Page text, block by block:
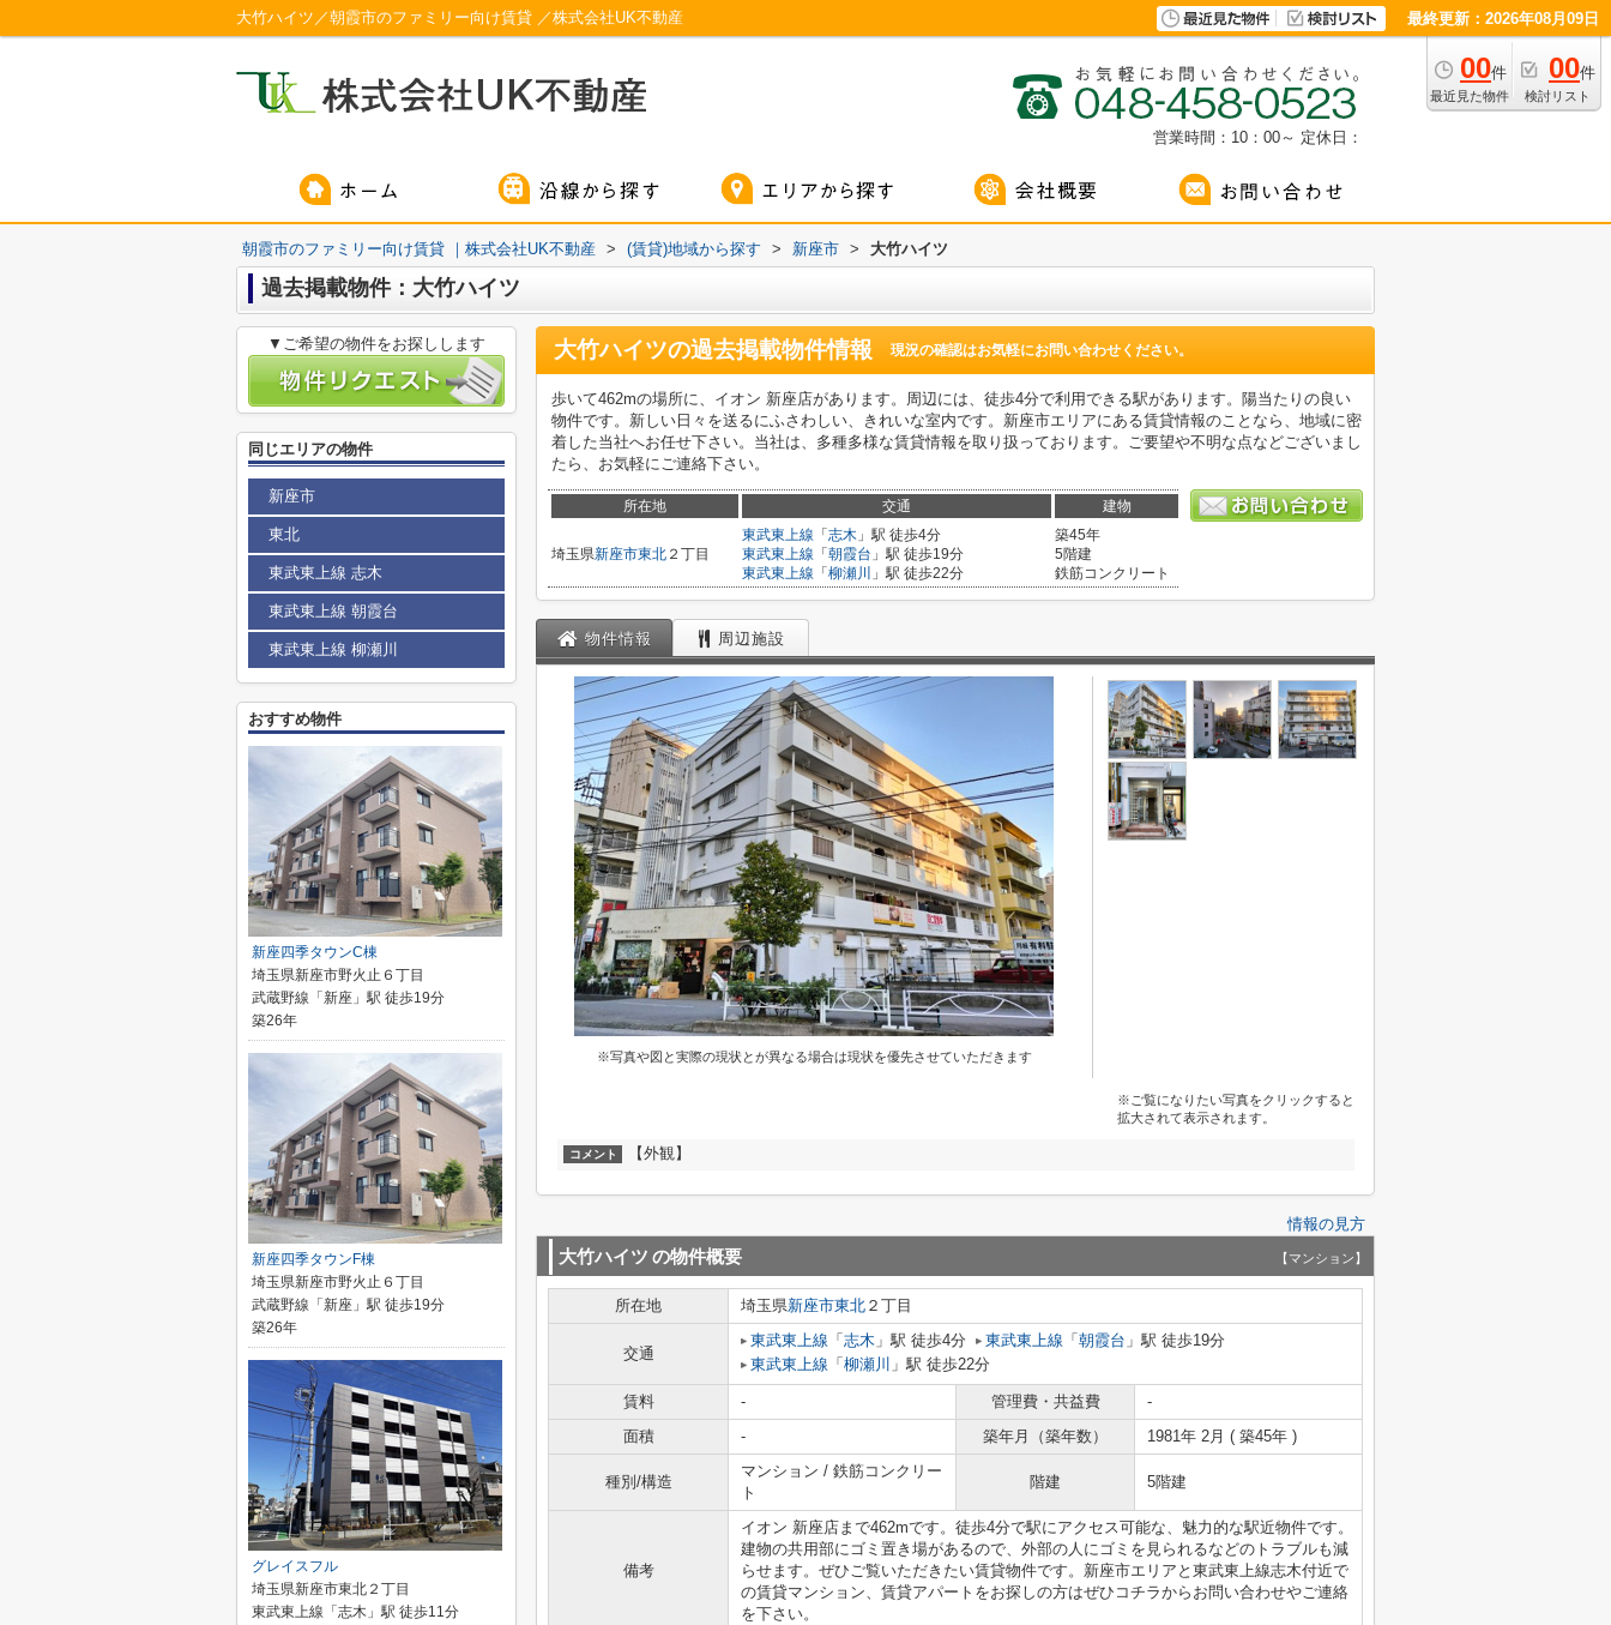
大竹ハイツ／朝霞市のファミリー向け賃貸 ／株式会社UK不動産 最終更新：2026年08月09日
00件
最近見た物件
00件
検討リスト
営業時間：10：00～ 定休日：
朝霞市のファミリー向け賃貸 ｜株式会社UK不動産 > (賃貸)地域から探す > 新座市 > 大竹ハイツ
過去掲載物件：大竹ハイツ
大竹ハイツの過去掲載物件情報 現況の確認はお気軽にお問い合わせください。
歩いて462mの場所に、イオン 新座店があります。周辺には、徒歩4分で利用できる駅があります。陽当たりの良い
物件です。新しい日々を送るにふさわしい、きれいな室内です。新座市エリアにある賃貸情報のことなら、地域に密
着した当社へお任せ下さい。当社は、多種多様な賃貸情報を取り扱っております。ご要望や不明な点などございまし
たら、お気軽にご連絡下さい。
所在地 交通 建物
埼玉県新座市東北 ２丁目
東武東上線 「 志木 」駅 徒歩4分
東武東上線 「 朝霞台 」駅 徒歩19分
東武東上線 「 柳瀬川 」駅 徒歩22分
築45年
5階建
鉄筋コンクリート
物件情報 周辺施設
※写真や図と実際の現状とが異なる場合は現状を優先させていただきます
※ご覧になりたい写真をクリックすると
拡大されて表示されます。
コメント 【外観】
情報の見方
大竹ハイツ の物件概要 【マンション】
所在地 埼玉県新座市東北 ２丁目
交通
東武東上線 「 志木 」駅 徒歩4分 東武東上線 「 朝霞台 」駅 徒歩19分
東武東上線 「 柳瀬川 」駅 徒歩22分
賃料 - 管理費・共益費
-
面積
- 築年月（築年数） 1981年 2月 ( 築45年 )
種別/構造
マンション / 鉄筋コンクリー
ト
階建 5階建
備考
イオン 新座店まで462mです。徒歩4分で駅にアクセス可能な、魅力的な駅近物件です。
建物の共用部にゴミ置き場があるので、外部の人にゴミを見られるなどのトラブルも減
らせます。ぜひご覧いただきたい賃貸物件です。新座市エリアと東武東上線志木付近で
の賃貸マンション、賃貸アパートをお探しの方はぜひコチラからお問い合わせやご連絡
を下さい。
▼ご希望の物件をお探しします
同じエリアの物件
新座市
東北
東武東上線 志木
東武東上線 朝霞台
東武東上線 柳瀬川
おすすめ物件
新座四季タウンC棟
埼玉県新座市野火止６丁目
武蔵野線「新座」駅 徒歩19分
築26年
新座四季タウンF棟
埼玉県新座市野火止６丁目
武蔵野線「新座」駅 徒歩19分
築26年
グレイスフル
埼玉県新座市東北２丁目
東武東上線「志木」駅 徒歩11分